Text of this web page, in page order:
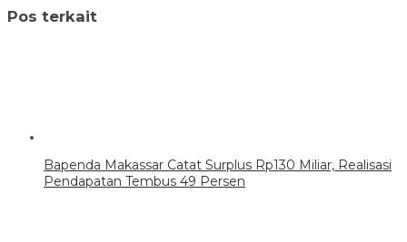
Pos terkait
Bapenda Makassar Catat Surplus Rp130 Miliar, Realisasi
Pendapatan Tembus 49 Persen